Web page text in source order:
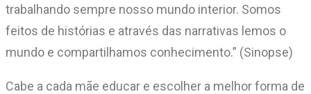
trabalhando sempre nosso mundo interior. Somos
feitos de histórias e através das narrativas lemos o
mundo e compartilhamos conhecimento.” (Sinopse)
Cabe a cada mãe educar e escolher a melhor forma de